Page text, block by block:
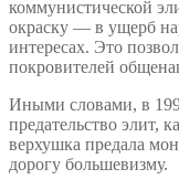
коммунистической
окраску — в ущерб
интересах. Это
покровителей
Иными словами, в
предательство элит,
верхушка предала
дорогу большевизму.